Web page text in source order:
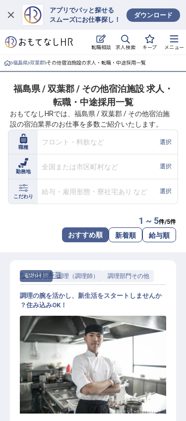
アプリでパッと探せる
スムーズにお仕事探し！
ダウンロード
転職相談 求人検索 キープ メニュー
ログイン
求人・施設を探す
就職・転職 合同説明会
おもてなしHRについて
ご利用の流れ
よくある質問
ホテル・宿泊業界情報コラム
転職サポートに申し込む
福島県 双葉郡 その他宿泊施設の求人・転職・中途採用一覧
福島県 / 双葉郡 / その他宿泊施設 求人・
転職・中途採用一覧
おもてなしHRでは、福島県 / 双葉郡 / その他宿泊施
設の宿泊業界のお仕事を多数ご紹介いたします。
職種
フロント・料飲など 選択
勤務地
全国または市区町村など 選択
こだわり
給与・雇用形態・寮社宅あり など 選択
1 ~ 5件/5件
おすすめ順 新着順 給与順
契約社員 調理（調理師） 調理部門その他
調理スタッフ
ならは福寿荘
調理の腕を活かし、新生活をスタートしませんか
？住み込みOK！